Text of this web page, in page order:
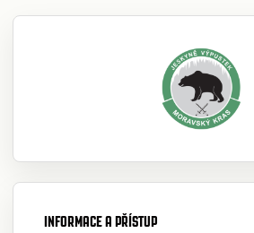
INFORMACE A PŘÍSTUP